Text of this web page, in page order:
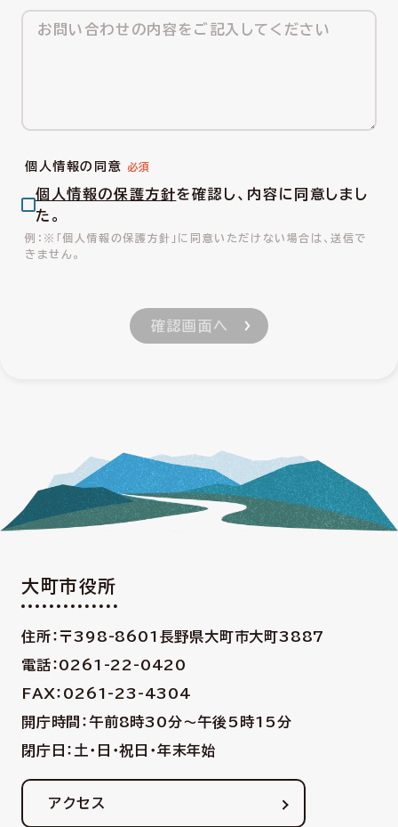
個人情報の同意
個人情報の保護方針を確認し、内容に同意しまし
た。
※「個人情報の保護方針」に同意いただけない場合は、送信で
きません。
大町市役所
住所：〒398-8601 長野県大町市大町3887
電話：0261-22-0420
FAX：0261-23-4304
開庁時間：午前8時30分〜午後5時15分
閉庁日：土・日・祝日・年末年始
アクセス